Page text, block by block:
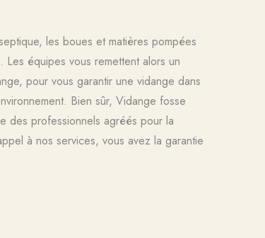
les boues et matières pompées
équipes vous remettent alors un
pour vous garantir une vidange dans
Bien sûr, Vidange fosse
des professionnels agréés pour la
à nos services, vous avez la garantie